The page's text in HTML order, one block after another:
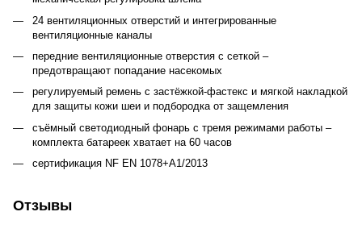
24 вентиляционных отверстий и интегрированные
вентиляционные каналы
передние вентиляционные отверстия с сеткой –
предотвращают попадание насекомых
регулируемый ремень с застёжкой-фастекс и мягкой накладкой
для защиты кожи шеи и подбородка от защемления
съёмный светодиодный фонарь с тремя режимами работы –
комплекта батареек хватает на 60 часов
cертификация NF EN 1078+A1/2013
Отзывы